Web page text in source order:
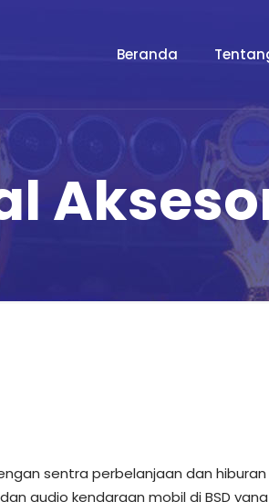
Beranda
sentra perbelanjaan dan
audio kendaraan mobil di BSD